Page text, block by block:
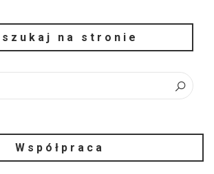
na stronie
Współpraca